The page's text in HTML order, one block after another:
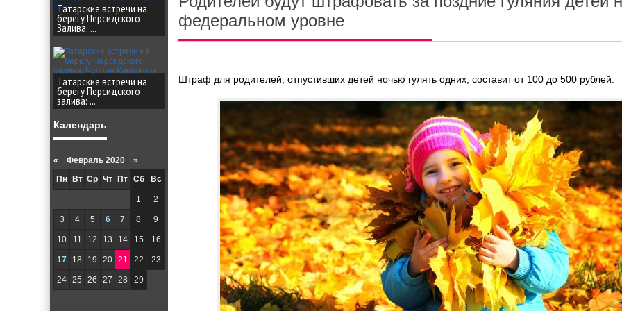
федеральном уровне
Штраф для родителей, отпустивших детей ночью гулять одних, составит от 100 до 500 рублей.
Татарские встречи на
берегу Персидского
Залива: ...
Татарские встречи на
берегу Персидского
залива: ...
Календарь
« Февраль 2020 »
Пн
Вт Ср Чт Пт Сб Вс
1 2
3 4 5 6 7 8 9
10 11 12 13 14 15 16
17 18 19 20 21 22 23
24 25 26 27 28 29